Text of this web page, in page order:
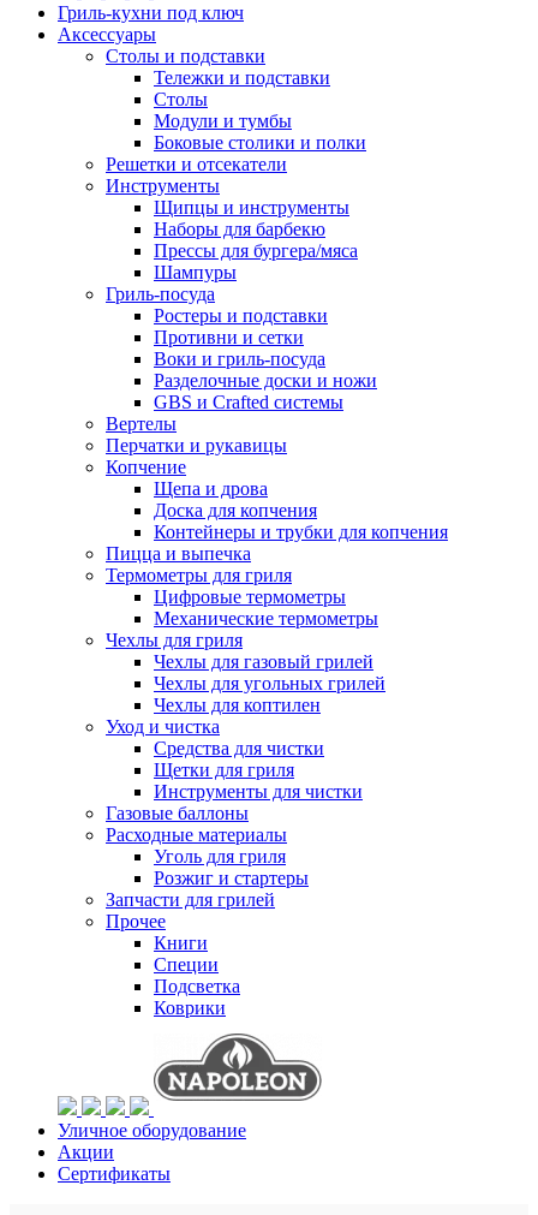
Гриль-кухни под ключ
Аксессуары
Столы и подставки
Тележки и подставки
Столы
Модули и тумбы
Боковые столики и полки
Решетки и отсекатели
Инструменты
Щипцы и инструменты
Наборы для барбекю
Прессы для бургера/мяса
Шампуры
Гриль-посуда
Ростеры и подставки
Противни и сетки
Воки и гриль-посуда
Разделочные доски и ножи
GBS и Crafted системы
Вертелы
Перчатки и рукавицы
Копчение
Щепа и дрова
Доска для копчения
Контейнеры и трубки для копчения
Пицца и выпечка
Термометры для гриля
Цифровые термометры
Механические термометры
Чехлы для гриля
Чехлы для газовый грилей
Чехлы для угольных грилей
Чехлы для коптилен
Уход и чистка
Средства для чистки
Щетки для гриля
Инструменты для чистки
Газовые баллоны
Расходные материалы
Уголь для гриля
Розжиг и стартеры
Запчасти для грилей
Прочее
Книги
Специи
Подсветка
Коврики
Уличное оборудование
Акции
Сертификаты